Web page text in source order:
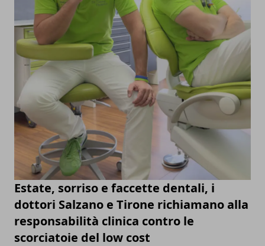
Estate, sorriso e faccette dentali, i
dottori Salzano e Tirone richiamano alla
responsabilità clinica contro le
scorciatoie del low cost